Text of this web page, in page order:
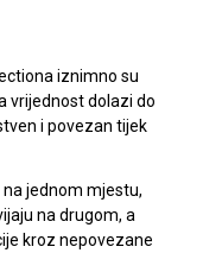
iznimno su
vrijednost dolazi do
i povezan tijek
jednom mjestu,
na drugom, a
kroz nepovezane